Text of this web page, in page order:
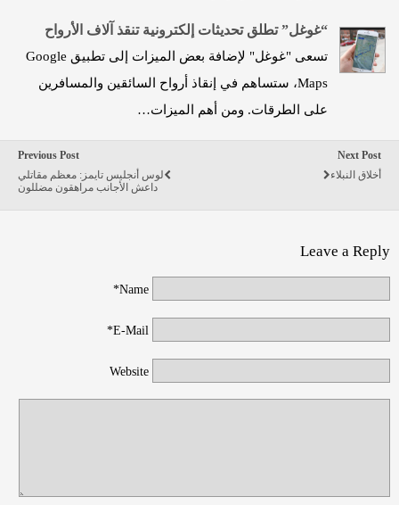
“غوغل” تطلق تحديثات إلكترونية تنقذ آلاف الأرواح
تسعى "غوغل" لإضافة بعض الميزات إلى تطبيق Google
Maps، ستساهم في إنقاذ أرواح السائقين والمسافرين
على الطرقات. ومن أهم الميزات…
Previous Post
لوس أنجليس تايمز: معظم مقاتلي
داعش الأجانب مراهقون مضللون
Next Post
أخلاق النبلاء
Leave a Reply
Name*
E-Mail*
Website